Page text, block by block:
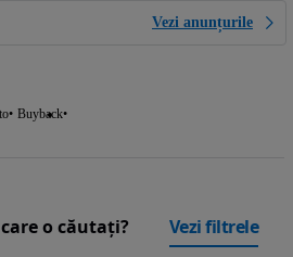
Vezi anunțurile
Buyback
o căutați? Vezi filtrele